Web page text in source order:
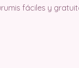
fáciles y